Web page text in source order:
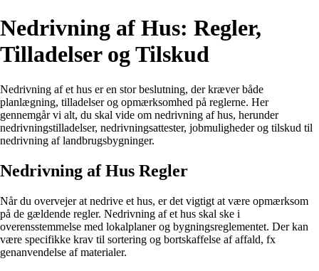
Nedrivning af Hus: Regler,
Tilladelser og Tilskud
Nedrivning af et hus er en stor beslutning, der kræver både
planlægning, tilladelser og opmærksomhed på reglerne. Her
gennemgår vi alt, du skal vide om nedrivning af hus, herunder
nedrivningstilladelser, nedrivningsattester, jobmuligheder og tilskud til
nedrivning af landbrugsbygninger.
Nedrivning af Hus Regler
Når du overvejer at nedrive et hus, er det vigtigt at være opmærksom
på de gældende regler. Nedrivning af et hus skal ske i
overensstemmelse med lokalplaner og bygningsreglementet. Der kan
være specifikke krav til sortering og bortskaffelse af affald, fx
genanvendelse af materialer.